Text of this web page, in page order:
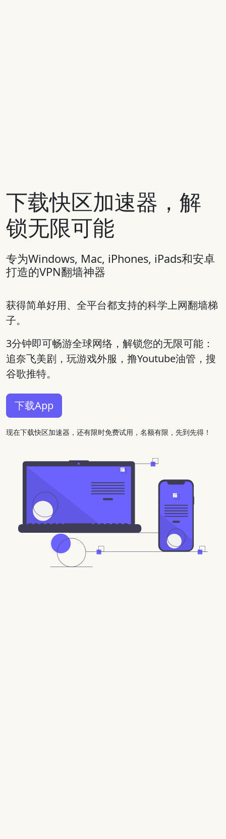
下载快区加速器，解
锁无限可能
专为Windows, Mac, iPhones, iPads和安卓
打造的VPN翻墙神器
获得简单好用、全平台都支持的科学上网翻墙梯
子。
3分钟即可畅游全球网络，解锁您的无限可能：
追奈飞美剧，玩游戏外服，撸Youtube油管，搜
谷歌推特。
下载App
现在下载快区加速器，还有限时免费试用，名额有限，先到先得！